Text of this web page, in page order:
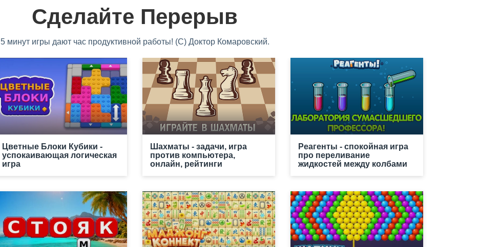
Сделайте Перерыв
5 минут игры дают час продуктивной работы! (С) Доктор Комаровский.
Цветные Блоки Кубики -
успокаивающая логическая
игра
Шахматы - задачи, игра
против компьютера,
онлайн, рейтинги
Реагенты - спокойная игра
про переливание
жидкостей между колбами